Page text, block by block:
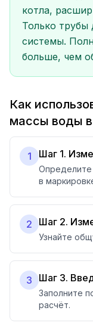
котла,
Только
системы.
больше, чем
Как
массы воды
1 Шаг 1.
Определите
в
2 Шаг 2.
Узнайте
3 Шаг 3.
Заполните
расчёт.